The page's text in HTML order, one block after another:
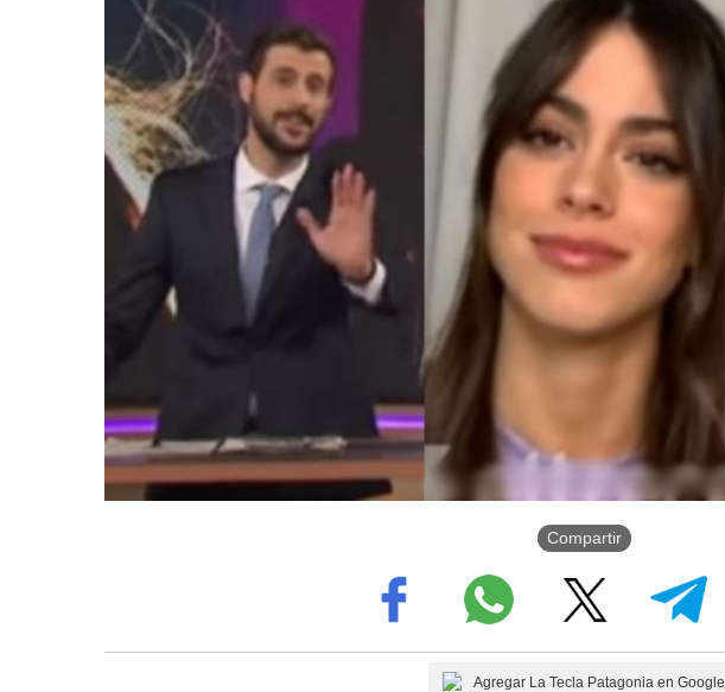
Compartir
Agregar La Tecla Patagonia en Google